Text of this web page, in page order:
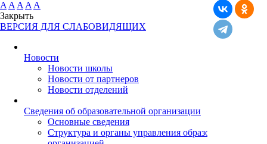
A A A A A
Закрыть
ВЕРСИЯ ДЛЯ СЛАБОВИДЯЩИХ
Новости
Новости школы
Новости от партнеров
Новости отделений
Cведения об образовательной организации
Основные сведения
Структура и органы управления образовательной